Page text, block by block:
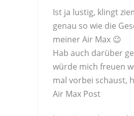
Ist ja lustig, klingt
genau so wie die
meiner Air Max 😉
Hab auch darüber
würde mich freuen
mal vorbei schaust,
Air Max Post